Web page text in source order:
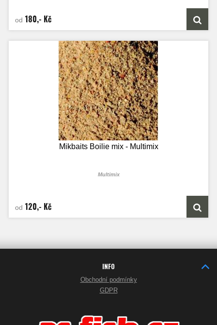
od 180,- Kč
Mikbaits Boilie mix - Multimix
Multimix
od 120,- Kč
INFO
Obchodní podmínky
GDPR